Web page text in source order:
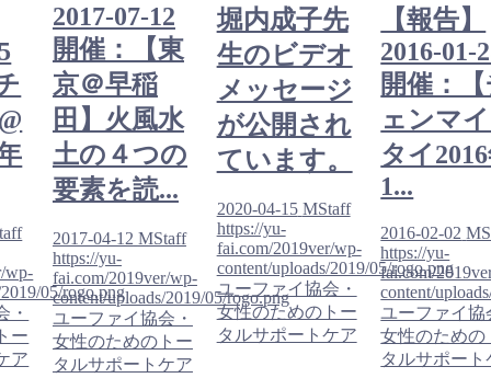
wp-
05/rogo.png
・
ー
ア
2017-07-12
開催：【東
京＠早稲
田】火風水
土の４つの
要素を読...
2017-04-12 MStaff
https://yu-
fai.com/2019ver/wp-
content/uploads/2019/05/rogo.png
ユーファイ協会・
女性のためのトー
タルサポートケア
堀内成子先
生のビデオ
メッセージ
が公開され
ています。
2020-04-15 MStaff
https://yu-
fai.com/2019ver/wp-
content/uploads/2019/05/rogo.png
ユーファイ協会・
女性のためのトー
タルサポートケア
【報告】
2016-01-
開催：
ェンマ
タイ
1...
2016-02-02
https://yu-
fai.com/
content/
ユーファイ協
女性のための
タルサポート